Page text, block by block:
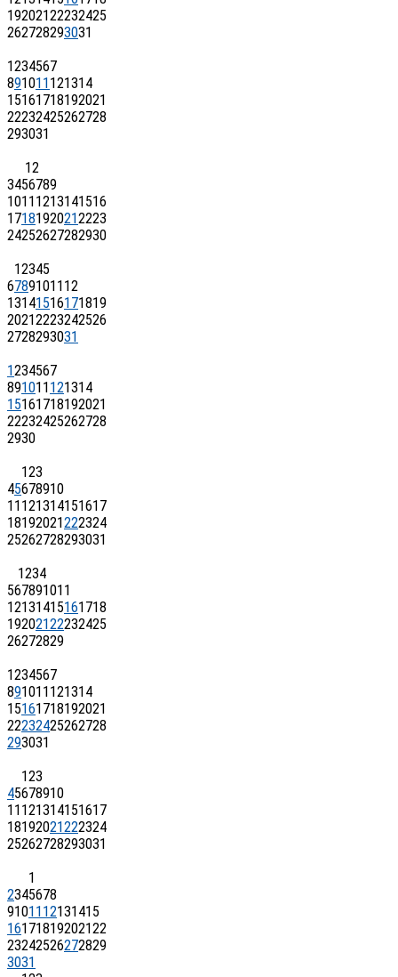
19202122232425
262728293031
1234567
891011 121314
15161718192021
22232425262728
293031
12
3456789
1011 1213141516
17181920212223
24252627282930
12345
67891011 12
13141516171819
20212223242526
2728293031
1234567
891011 121314
15161718192021
22232425262728
2930
123
45678910
11 121314151617
18192021222324
25262728293031
1234
567891011
12131415161718
19202122232425
26272829
1234567
891011 121314
15161718192021
22232425262728
293031
123
45678910
11 121314151617
18192021222324
25262728293031
1
2345678
91011 12131415
16171819202122
23242526272829
3031